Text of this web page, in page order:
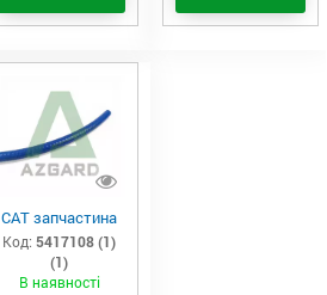
САТ запчастина
Код: 5417108 (1)
(1)
В наявності